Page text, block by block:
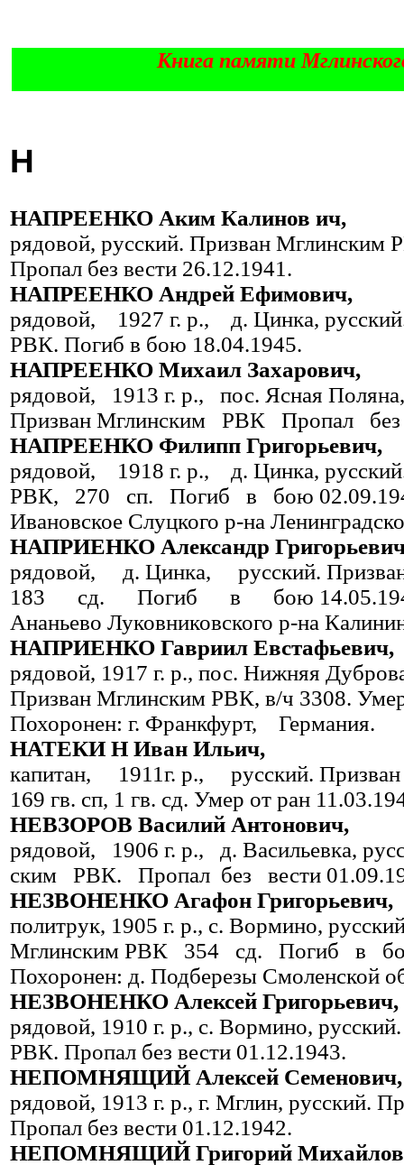
Книга памяти
Н
НАПРЕЕНКО Аким Калинов ич,
рядовой, русский. Призван Мглинским
Пропал без вести 26.12.1941.
НАПРЕЕНКО Андрей Ефимович,
рядовой, 1927 г. р., д. Цинка,
РВК. Погиб в бою 18.04.1945.
НАПРЕЕНКО Михаил Захарович,
рядовой, 1913 г. р., пос. Ясная
Призван Мглинским РВК Пропал без
НАПРЕЕНКО Филипп Григорьевич,
рядовой, 1918 г. р., д. Цинка,
РВК, 270 сп. Погиб в бою
Ивановское Слуцкого р-на
НАПРИЕНКО Александр
рядовой, д. Цинка, русский.
183 сд. Погиб в бою
Ананьево Луковниковского р-на
НАПРИЕНКО Гавриил Евстафьевич,
рядовой, 1917 г. р., пос. Нижняя
Призван Мглинским РВК, в/ч 3308.
Похоронен: г. Франкфурт, Германия.
НАТЕКИ Н Иван Ильич,
капитан, 1911г. р., русский.
169 гв. сп, 1 гв. сд. Умер от ран
НЕВЗОРОВ Василий Антонович,
рядовой, 1906 г. р., д. Васильевка,
ским РВК. Пропал без вести
НЕЗВОНЕНКО Агафон Григорьевич,
политрук, 1905 г. р., с. Вормино,
Мглинским РВК 354 сд. Погиб в
Похоронен: д. Подберезы Смоленской
НЕЗВОНЕНКО Алексей Григорьевич,
рядовой, 1910 г. р., с. Вормино,
РВК. Пропал без вести 01.12.1943.
НЕПОМНЯЩИЙ Алексей Семенович,
рядовой, 1913 г. р., г. Мглин, русский.
Пропал без вести 01.12.1942.
НЕПОМНЯЩИЙ Григорий